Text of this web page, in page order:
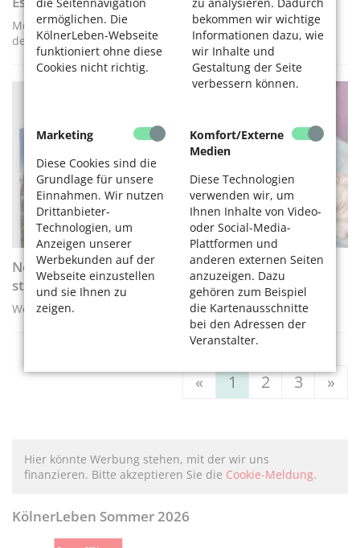
ermöglichen. Die
KölnerLeben-Webseite
funktioniert ohne diese
Cookies nicht richtig.
bekommen wir wichtige
Informationen dazu, wie
wir Inhalte und
Gestaltung der Seite
verbessern können.
Marketing
Diese Cookies sind die
Grundlage für unsere
Einnahmen. Wir nutzen
Drittanbieter-
Technologien, um
Anzeigen unserer
Werbekunden auf der
Webseite einzustellen
und sie Ihnen zu
zeigen.
Komfort/Externe
Medien
Diese Technologien
verwenden wir, um
Ihnen Inhalte von Video-
oder Social-Media-
Plattformen und
anderen externen Seiten
anzuzeigen. Dazu
gehören zum Beispiel
die Kartenausschnitte
bei den Adressen der
Veranstalter.
Menüdienste: Worauf sollten Senioren und Angehörige bei
der Auswahl achten?
Neues Semester der Volkshochschule Köln (VHS)
startet
Weiterbildungen, Kurse für PC und Smartphone
« 1 2 3 »
Hier könnte Werbung stehen, mit der wir uns
finanzieren. Bitte akzeptieren Sie die Cookie-Meldung.
KölnerLeben Sommer 2026